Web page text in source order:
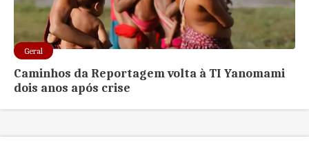
Geral
Caminhos da Reportagem volta à TI Yanomami
dois anos após crise